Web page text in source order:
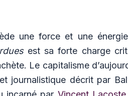
une force et une
est sa forte charge
Le capitalisme
journalistique décrit par